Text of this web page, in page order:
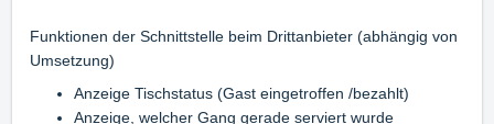
Funktionen der Schnittstelle beim Drittanbieter (abhängig von
Umsetzung)
Anzeige Tischstatus (Gast eingetroffen /bezahlt)
Anzeige, welcher Gang gerade serviert wurde